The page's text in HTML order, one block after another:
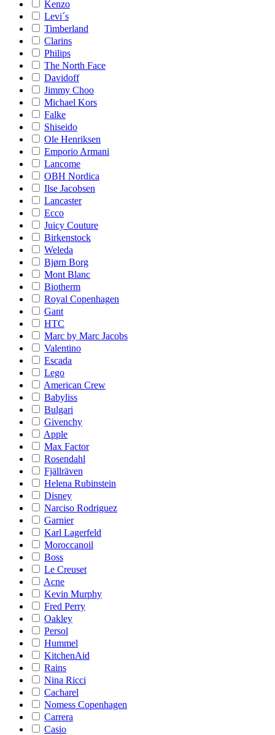
Kenzo
Levi´s
Timberland
Clarins
Philips
The North Face
Davidoff
Jimmy Choo
Michael Kors
Falke
Shiseido
Ole Henriksen
Emporio Armani
Lancome
OBH Nordica
Ilse Jacobsen
Lancaster
Ecco
Juicy Couture
Birkenstock
Weleda
Bjørn Borg
Mont Blanc
Biotherm
Royal Copenhagen
Gant
HTC
Marc by Marc Jacobs
Valentino
Escada
Lego
American Crew
Babyliss
Bulgari
Givenchy
Apple
Max Factor
Rosendahl
Fjällräven
Helena Rubinstein
Disney
Narciso Rodriguez
Garnier
Karl Lagerfeld
Moroccanoil
Boss
Le Creuset
Acne
Kevin Murphy
Fred Perry
Oakley
Persol
Hummel
KitchenAid
Rains
Nina Ricci
Cacharel
Nomess Copenhagen
Carrera
Casio